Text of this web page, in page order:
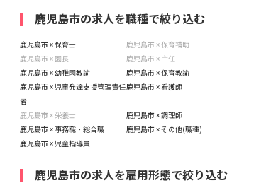
鹿児島市の求人を職種で絞り込む
鹿児島市 × 保育士
鹿児島市 × 保育補助
鹿児島市 × 園長
鹿児島市 × 主任
鹿児島市 × 幼稚園教諭
鹿児島市 × 保育教諭
鹿児島市 × 児童発達支援管理責任
者
鹿児島市 × 看護師
鹿児島市 × 栄養士
鹿児島市 × 調理師
鹿児島市 × 事務職・総合職
鹿児島市 × その他(職種)
鹿児島市 × 児童指導員
鹿児島市の求人を雇用形態で絞り込む